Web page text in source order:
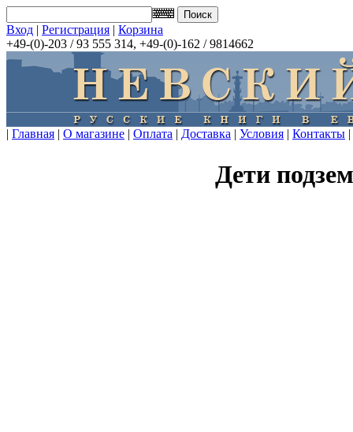
Вход | Регистрация | Корзина
+49-(0)-203 / 93 555 314, +49-(0)-162 / 9814662
| Главная | О магазине | Оплата | Доставка | Условия | Контакты |
Дети